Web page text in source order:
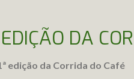
DA
edição da Corrida do Café